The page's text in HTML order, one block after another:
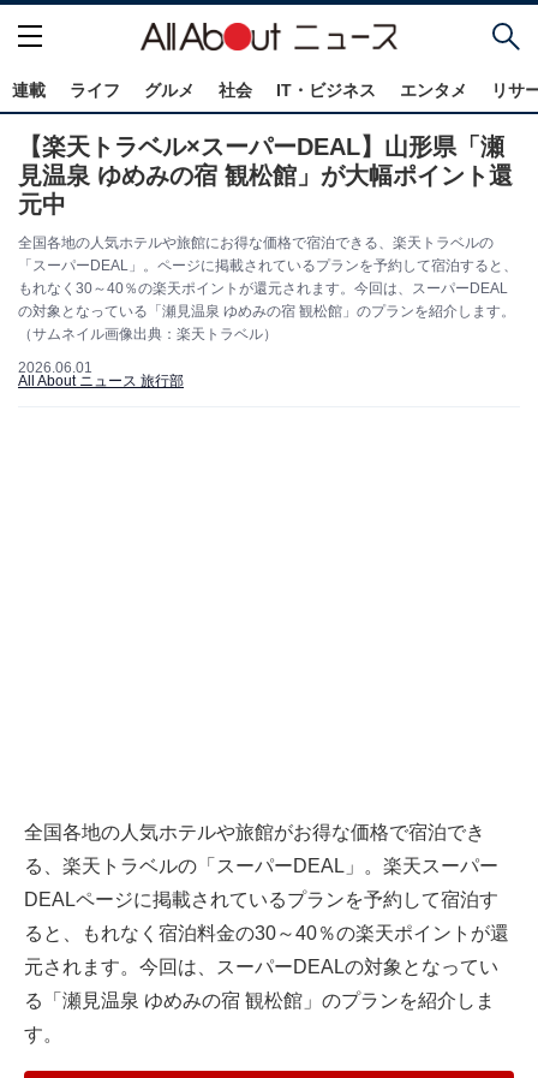
連載 ライフ グルメ 社会 IT・ビジネス エンタメ リサ
【楽天トラベル×スーパーDEAL】山形県「瀬
見温泉 ゆめみの宿 観松館」が大幅ポイント還
元中
全国各地の人気ホテルや旅館にお得な価格で宿泊できる、楽天トラベルの
「スーパーDEAL」。ページに掲載されているプランを予約して宿泊すると、
もれなく30～40％の楽天ポイントが還元されます。今回は、スーパーDEAL
の対象となっている「瀬見温泉 ゆめみの宿 観松館」のプランを紹介します。
（サムネイル画像出典：楽天トラベル）
2026.06.01
All About ニュース 旅行部
全国各地の人気ホテルや旅館がお得な価格で宿泊でき
る、 楽天トラベルの「スーパーDEAL」。楽天スーパー
DEALページに掲載されているプランを予約して宿泊す
ると、もれなく宿泊料金の30～40％の楽天ポイントが還
元されます。今回は、スーパーDEALの対象となってい
る「瀬見温泉 ゆめみの宿 観松館」のプランを紹介しま
す。